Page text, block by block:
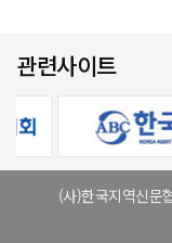
관련사이트
(사)한국지역신문